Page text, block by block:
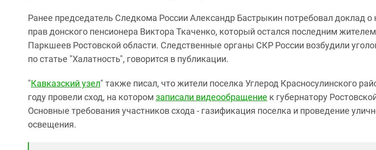
Ранее председатель Следкома России Александр Бастрыкин потребовал доклад о
прав донского пенсионера Виктора Ткаченко, который остался последним
Паркшеев Ростовской области. Следственные органы СКР России возбудили
по статье "Халатность", говорится в публикации.
"Кавказский узел" также писал, что жители поселка Углерод Красносулинского
году провели сход, на котором записали видеообращение к губернатору
Основные требования участников схода - газификация поселка и проведение
освещения.